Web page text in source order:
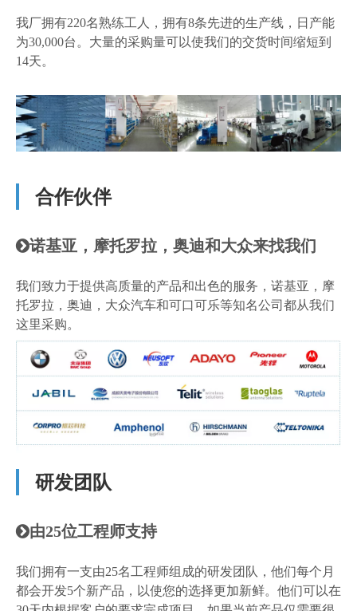
我厂拥有220名熟练工人，拥有8条先进的生产线，日产能
为30,000台。大量的采购量可以使我们的交货时间缩短到
14天。
合作伙伴
诺基亚，摩托罗拉，奥迪和大众来找我们
我们致力于提供高质量的产品和出色的服务，诺基亚，摩
托罗拉，奥迪，大众汽车和可口可乐等知名公司都从我们
这里采购。
研发团队
由25位工程师支持
我们拥有一支由25名工程师组成的研发团队，他们每个月
都会开发5个新产品，以使您的选择更加新鲜。他们可以在